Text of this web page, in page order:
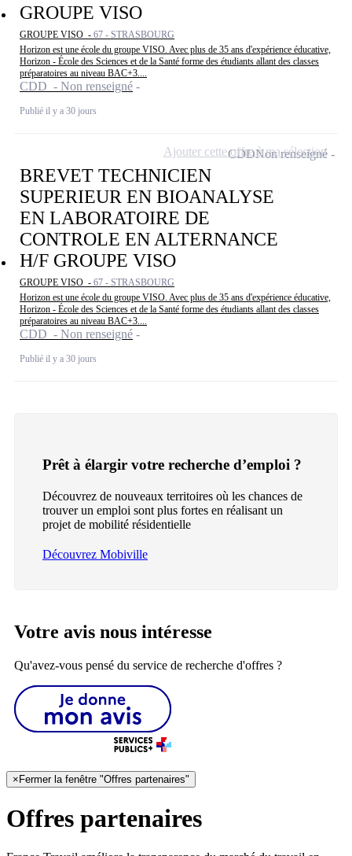
GROUPE VISO
GROUPE VISO - 67 - STRASBOURG
Horizon est une école du groupe VISO. Avec plus de 35 ans d'expérience éducative,
Horizon - École des Sciences et de la Santé forme des étudiants allant des classes
préparatoires au niveau BAC+3....
CDD - Non renseigné
Publié il y a 30 jours
BREVET TECHNICIEN
SUPERIEUR EN BIOANALYSE
EN LABORATOIRE DE
CONTROLE EN ALTERNANCE
H/F GROUPE VISO
GROUPE VISO - 67 - STRASBOURG
Horizon est une école du groupe VISO. Avec plus de 35 ans d'expérience éducative,
Horizon - École des Sciences et de la Santé forme des étudiants allant des classes
préparatoires au niveau BAC+3....
CDD - Non renseigné
Publié il y a 30 jours
CDDNon renseigné
Ajouter cette offre à ma sélection
Prêt à élargir votre recherche d’emploi ?
Découvrez de nouveaux territoires où les chances de
trouver un emploi sont plus fortes en réalisant un
projet de mobilité résidentielle
Découvrez Mobiville
Votre avis nous intéresse
Qu'avez-vous pensé du service de recherche d'offres ?
×Fermer la fenêtre "Offres partenaires"
Offres partenaires